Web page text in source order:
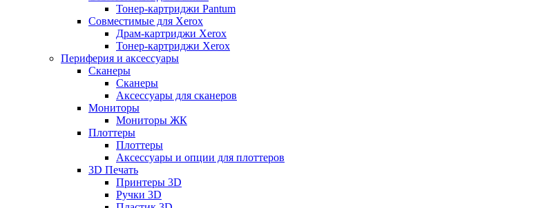
Тонер-картриджи Pantum
Совместимые для Xerox
Драм-картриджи Xerox
Тонер-картриджи Xerox
Периферия и аксессуары
Сканеры
Сканеры
Аксессуары для сканеров
Мониторы
Мониторы ЖК
Плоттеры
Плоттеры
Аксессуары и опции для плоттеров
3D Печать
Принтеры 3D
Ручки 3D